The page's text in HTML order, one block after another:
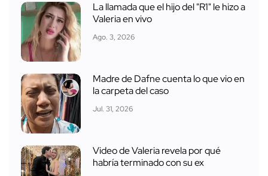
La llamada que el hijo del "R1" le hizo a
Valeria en vivo
Ago. 3, 2026
Madre de Dafne cuenta lo que vio en
la carpeta del caso
Jul. 31, 2026
Video de Valeria revela por qué
habría terminado con su ex